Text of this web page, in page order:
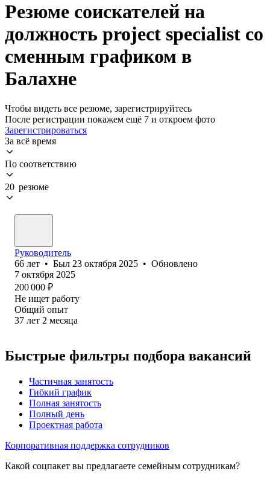
Резюме соискателей на
должность project specialist со
сменным графиком в
Балахне
Чтобы видеть все резюме, зарегистрируйтесь
После регистрации покажем ещё 7 и откроем фото
Зарегистрироваться
За всё время
По соответствию
20 резюме
Руководитель
66 лет • Был 23 октября 2025 • Обновлено
7 октября 2025
200 000 ₽
Не ищет работу
Общий опыт
37 лет 2 месяца
Быстрые фильтры подбора вакансий
Частичная занятость
Гибкий график
Полная занятость
Полный день
Проектная работа
Корпоративная поддержка сотрудников
Какой соцпакет вы предлагаете семейным сотрудникам?